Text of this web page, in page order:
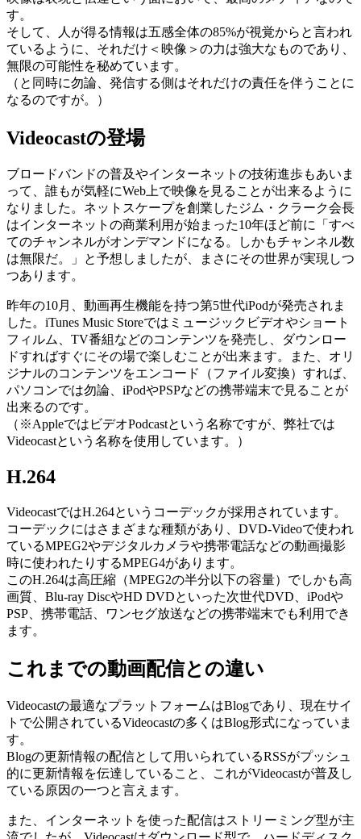
す。
そして、人が得る情報は五感全体の85%が視覚からと言われ
ているように、それだけ＜映像＞の力は強大なものであり、
無限の可能性を秘めています。
（と同時に勿論、発信する側はそれだけの責任を伴うことに
なるのですが。）
Videocastの登場
ブロードバンドの普及やインターネットの技術進歩もあいま
って、誰もが気軽にWeb上で映像を見ることが出来るように
なりました。ネットスケープを創業したジム・クラーク会長
はインターネットの商業利用が始まった10年ほど前に「すべ
てのチャンネルがオンデマンドになる。しかもチャンネル数
は無限だ。」と予想しましたが、まさにその世界が実現しつ
つあります。
昨年の10月、動画再生機能を持つ第5世代iPodが発売されま
した。iTunes Music Storeではミュージックビデオやショート
フィルム、TV番組などのコンテンツを発売し、ダウンロー
ドすればすぐにその場で楽しむことが出来ます。また、オリ
ジナルのコンテンツをエンコード（ファイル変換）すれば、
パソコンでは勿論、iPodやPSPなどの携帯端末で見ることが
出来るのです。
（※AppleではビデオPodcastという名称ですが、弊社では
Videocastという名称を使用しています。）
H.264
VideocastではH.264というコーデックが採用されています。
コーデックにはさまざまな種類があり、DVD-Videoで使われ
ているMPEG2やデジタルカメラや携帯電話などの動画撮影
時に使われたりするMPEG4があります。
このH.264は高圧縮（MPEG2の半分以下の容量）でしかも高
画質、Blu-ray DiscやHD DVDといった次世代DVD、iPodや
PSP、携帯電話、ワンセグ放送などの携帯端末でも利用でき
ます。
これまでの動画配信との違い
Videocastの最適なプラットフォームはBlogであり、現在サイ
トで公開されているVideocastの多くはBlog形式になっていま
す。
Blogの更新情報の配信として用いられているRSSがプッシュ
的に更新情報を伝達していること、これがVideocastが普及し
ている原因の一つと言えます。
また、インターネットを使った配信はストリーミング型が主